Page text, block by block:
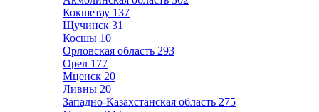
Кокшетау 137
Щучинск 31
Косшы 10
Орловская область 293
Орел 177
Мценск 20
Ливны 20
Западно-Казахстанская область 275